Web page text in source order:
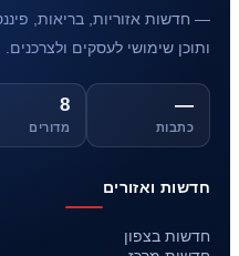
— חדשות אזוריות, בריאות,
ותוכן שימושי לעסקים ולצרכנים.
—
כתבות
8
מדורים
חדשות ואזורים
חדשות בצפון